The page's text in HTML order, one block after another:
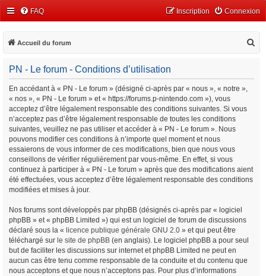
FAQ Connexion
Inscription
Accueil du forum
PN - Le forum - Conditions d’utilisation
En accédant à « PN - Le forum » (désigné ci-après par « nous », « notre »,
« nos », « PN - Le forum » et « https://forums.p-nintendo.com »), vous
acceptez d’être légalement responsable des conditions suivantes. Si vous
n’acceptez pas d’être légalement responsable de toutes les conditions
suivantes, veuillez ne pas utiliser et accéder à « PN - Le forum ». Nous
pouvons modifier ces conditions à n’importe quel moment et nous
essaierons de vous informer de ces modifications, bien que nous vous
conseillons de vérifier régulièrement par vous-même. En effet, si vous
continuez à participer à « PN - Le forum » après que des modifications aient
été effectuées, vous acceptez d’être légalement responsable des conditions
modifiées et mises à jour.
Nos forums sont développés par phpBB (désignés ci-après par « logiciel
phpBB » et « phpBB Limited ») qui est un logiciel de forum de discussions
déclaré sous la « licence publique générale GNU 2.0 » et qui peut être
téléchargé sur le site de phpBB (en anglais). Le logiciel phpBB a pour seul
but de faciliter les discussions sur internet et phpBB Limited ne peut en
aucun cas être tenu comme responsable de la conduite et du contenu que
nous acceptons et que nous n’acceptons pas. Pour plus d’informations